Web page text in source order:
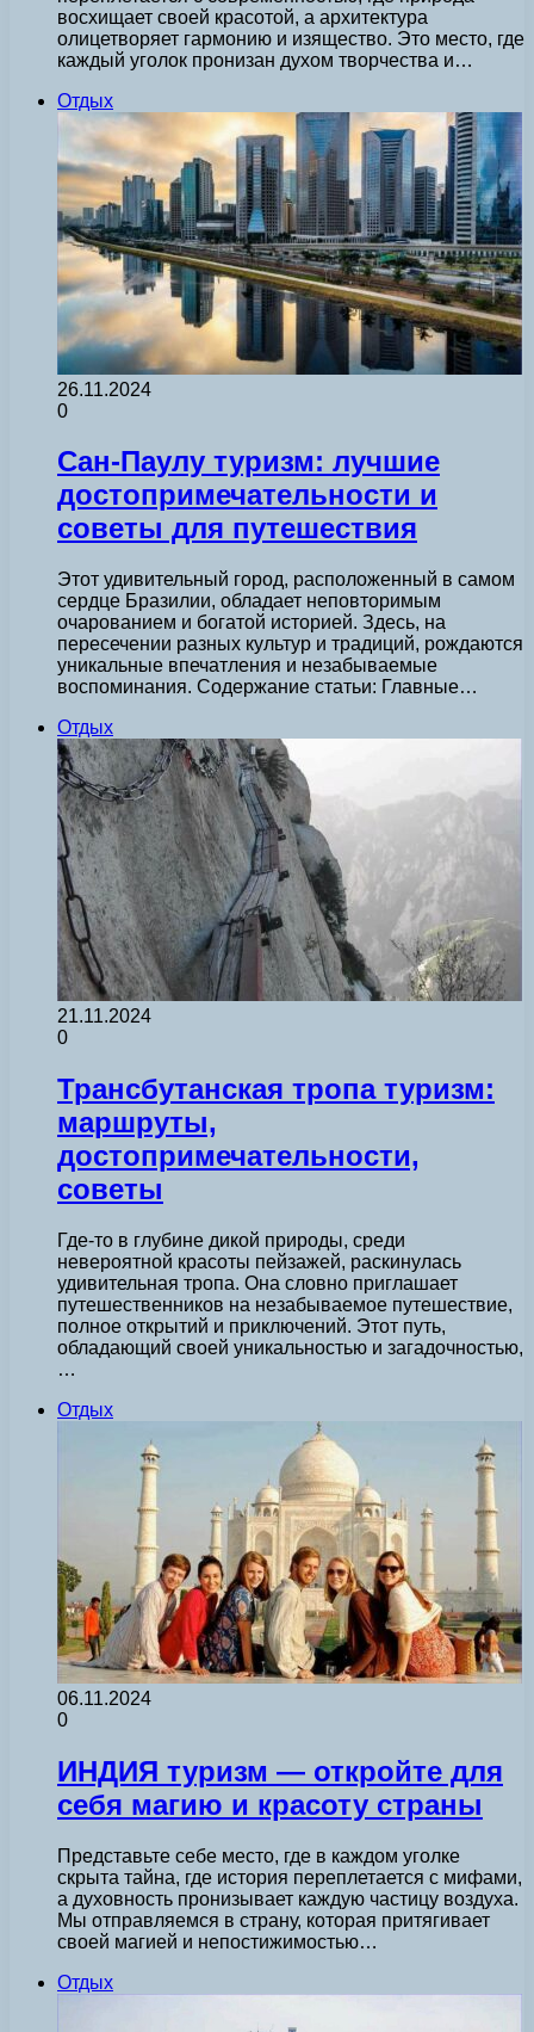
восхищает своей красотой, а архитектура
олицетворяет гармонию и изящество. Это место, где
каждый уголок пронизан духом творчества и…
Отдых
26.11.2024
0
Сан-Паулу туризм: лучшие
достопримечательности и
советы для путешествия
Этот удивительный город, расположенный в самом
сердце Бразилии, обладает неповторимым
очарованием и богатой историей. Здесь, на
пересечении разных культур и традиций, рождаются
уникальные впечатления и незабываемые
воспоминания. Содержание статьи: Главные…
Отдых
21.11.2024
0
Трансбутанская тропа туризм:
маршруты,
достопримечательности,
советы
Где-то в глубине дикой природы, среди
невероятной красоты пейзажей, раскинулась
удивительная тропа. Она словно приглашает
путешественников на незабываемое путешествие,
полное открытий и приключений. Этот путь,
обладающий своей уникальностью и загадочностью,
…
Отдых
06.11.2024
0
ИНДИЯ туризм — откройте для
себя магию и красоту страны
Представьте себе место, где в каждом уголке
скрыта тайна, где история переплетается с мифами,
а духовность пронизывает каждую частицу воздуха.
Мы отправляемся в страну, которая притягивает
своей магией и непостижимостью…
Отдых